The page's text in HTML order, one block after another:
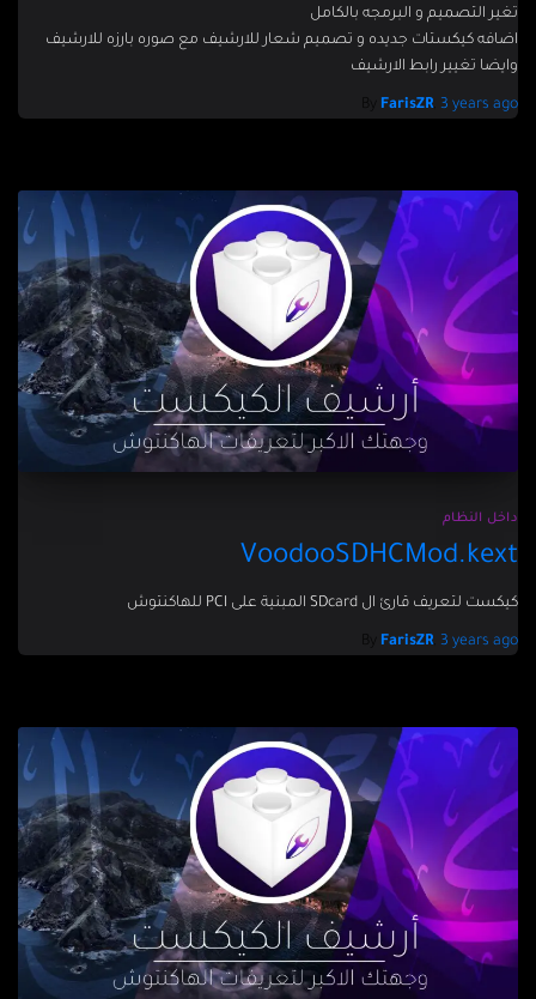
تغير التصميم و البرمجه بالكامل
اضافه كيكستات جديده و تصميم شعار للارشيف مع صوره بارزه للارشيف
وايضا تغيير رابط الارشيف
FarisZR, 3 years ago
داخل النظام
VoodooSDHCMod.kext
كيكست لتعريف قارئ ال SDcard المبنية على PCI للهاكنتوش
FarisZR, 3 years ago